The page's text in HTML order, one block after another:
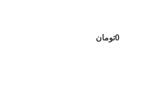
0تومان